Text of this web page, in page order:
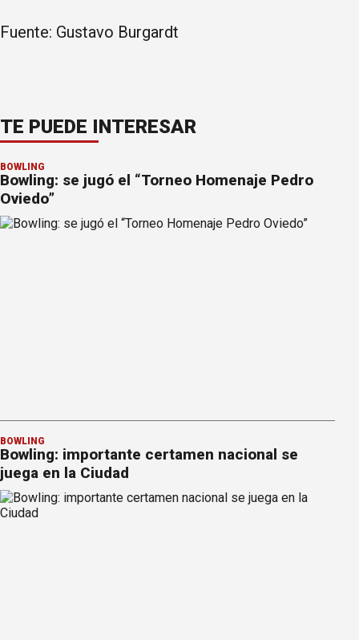
Fuente: Gustavo Burgardt
TE PUEDE INTERESAR
BOWLING
Bowling: se jugó el “Torneo Homenaje Pedro
Oviedo”
BOWLING
Bowling: importante certamen nacional se
juega en la Ciudad